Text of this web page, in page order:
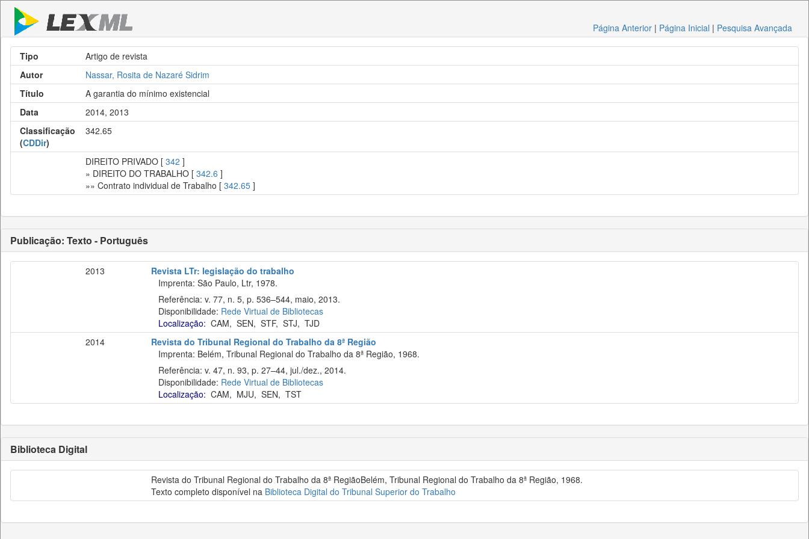
Página Anterior | Página Inicial | Pesquisa Avançada
Tipo
Artigo de revista
Autor
Nassar, Rosita de Nazaré Sidrim
Título
A garantia do mínimo existencial
Data
2014, 2013
Classificação
(CDDir)
342.65
DIREITO PRIVADO [ 342 ]
» DIREITO DO TRABALHO [ 342.6 ]
»» Contrato individual de Trabalho [ 342.65 ]
Publicação: Texto - Português
2013
Revista LTr: legislação do trabalho
Imprenta: São Paulo, Ltr, 1978.
Referência: v. 77, n. 5, p. 536–544, maio, 2013.
Disponibilidade: Rede Virtual de Bibliotecas
Localização: CAM, SEN, STF, STJ, TJD
2014
Revista do Tribunal Regional do Trabalho da 8ª Região
Imprenta: Belém, Tribunal Regional do Trabalho da 8ª Região, 1968.
Referência: v. 47, n. 93, p. 27–44, jul./dez., 2014.
Disponibilidade: Rede Virtual de Bibliotecas
Localização: CAM, MJU, SEN, TST
Biblioteca Digital
Revista do Tribunal Regional do Trabalho da 8ª RegiãoBelém, Tribunal Regional do Trabalho da 8ª Região, 1968.
Texto completo disponível na Biblioteca Digital do Tribunal Superior do Trabalho